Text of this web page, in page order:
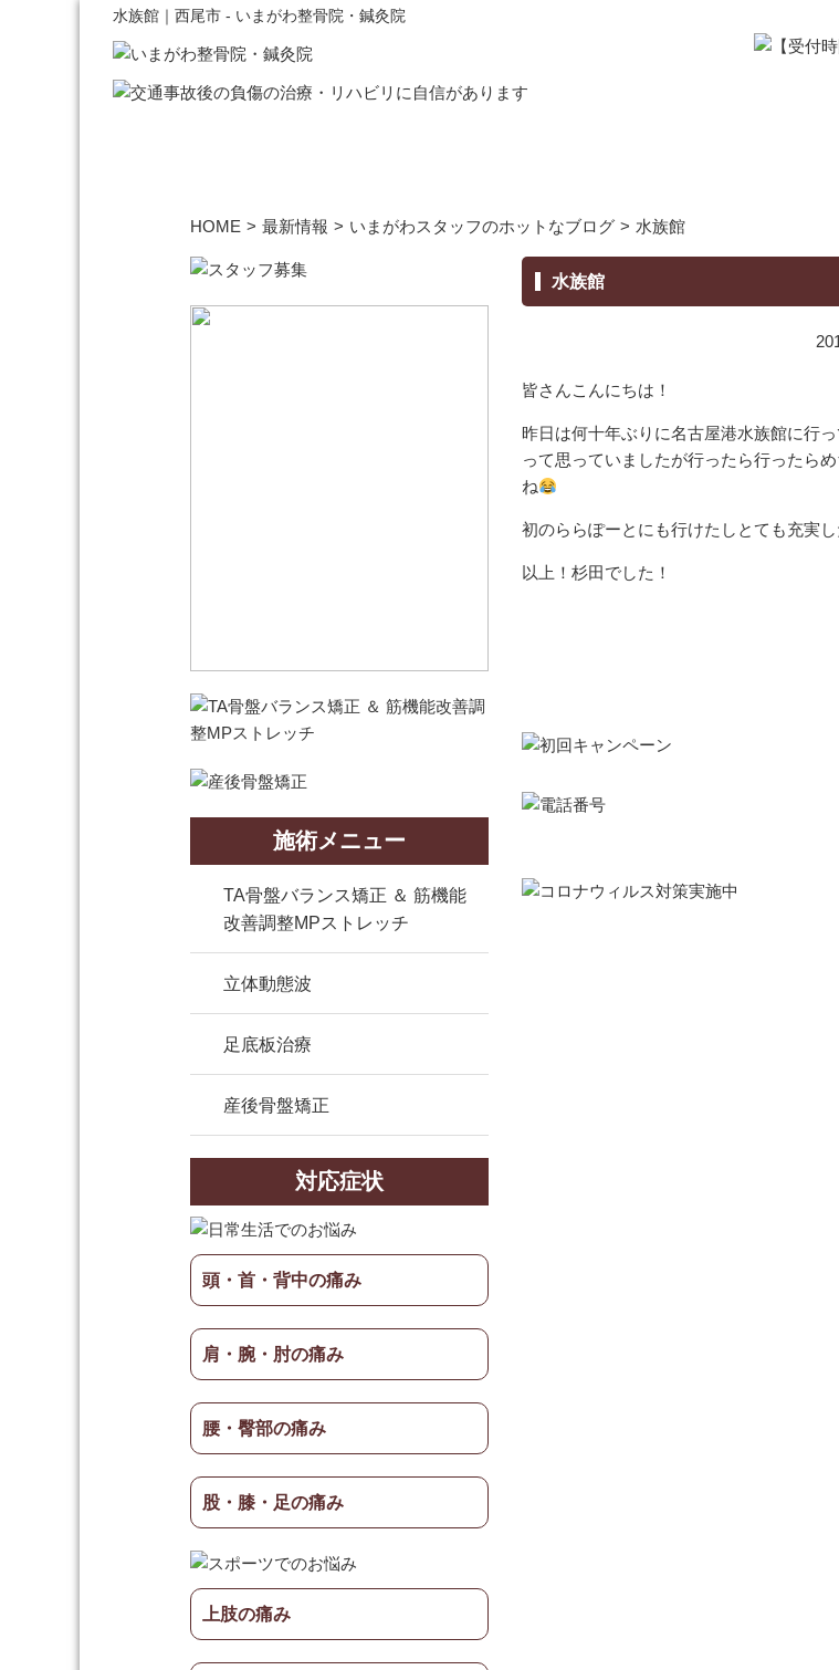
水族館｜西尾市 - いまがわ整骨院・鍼灸院
HOME > 最新情報 > いまがわスタッフのホットなブログ > 水族館
水族館
皆さんこんにちは！
昨日は何十年ぶりに名古屋港水族館に行
って思っていましたが行ったら行ったら
ね
初のららぽーとにも行けたしとても充実
以上！杉田でした！
施術メニュー
TA骨盤バランス矯正 ＆ 筋機能
改善調整MPストレッチ
立体動態波
足底板治療
産後骨盤矯正
対応症状
頭・首・背中の痛み
肩・腕・肘の痛み
腰・臀部の痛み
股・膝・足の痛み
上肢の痛み